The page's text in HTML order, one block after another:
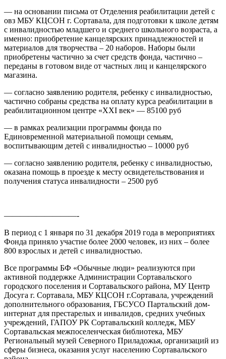
— на основании письма от Отделения реабилитации детей с
овз МБУ КЦСОН г. Сортавала, для подготовки к школе детям
с инвалидностью младшего и среднего школьного возраста, а
именно: приобретение канцелярских принадлежностей и
материалов для творчества – 20 наборов. Наборы были
приобретены частично за счет средств фонда, частично –
переданы в готовом виде от частных лиц и канцелярского
магазина.
— согласно заявлению родителя, ребенку с инвалидностью,
частично собраны средства на оплату курса реабилитации в
реабилитационном центре «ХХI век» — 85100 руб
— в рамках реализации программы фонда по
Единовременной материальной помощи семьям,
воспитывающим детей с инвалидностью – 10000 руб
— согласно заявлению родителя, ребенку с инвалидностью,
оказана помощь в проезде к месту освидетельствования и
получения статуса инвалидности – 2500 руб
—————————-
В период с 1 января по 31 декабря 2019 года в мероприятиях
Фонда приняло участие более 2000 человек, из них – более
800 взрослых и детей с инвалидностью.
Все программы БФ «Обычные люди» реализуются при
активной поддержке Администрации Сортавальского
городского поселения и Сортавальского района, МУ Центр
Досуга г. Сортавала, МБУ КЦСОН г.Сортавала, учреждений
дополнительного образования, ГБСУСО Партальский дом-
интернат для престарелых и инвалидов, средних учебных
учреждений, ГАПОУ РК Сортавальский колледж, МБУ
Сортавальская межпоселенческая библиотека, МБУ
Региональный музей Северного Приладожья, организаций из
сферы бизнеса, оказания услуг населению Сортавальского